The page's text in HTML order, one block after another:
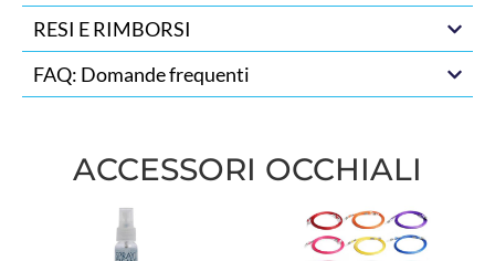
RESI E RIMBORSI
FAQ: Domande frequenti
ACCESSORI OCCHIALI